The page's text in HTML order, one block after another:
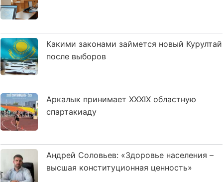
Какими законами займется новый Курултай
после выборов
Аркалык принимает XXXIX областную
спартакиаду
Андрей Соловьев: «Здоровье населения –
высшая конституционная ценность»